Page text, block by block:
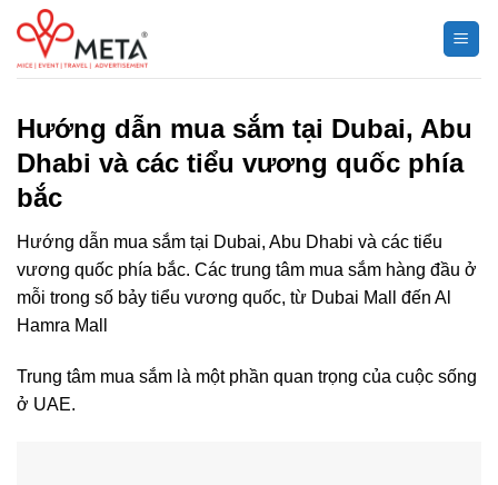
Chuyển
đến
nội
Hướng dẫn mua sắm tại Dubai, Abu
Dhabi và các tiểu vương quốc phía
bắc
Hướng dẫn mua sắm tại Dubai, Abu Dhabi và các tiểu
vương quốc phía bắc. Các trung tâm mua sắm hàng đầu ở
mỗi trong số bảy tiểu vương quốc, từ Dubai Mall đến Al
Hamra Mall
Trung tâm mua sắm là một phần quan trọng của cuộc sống
ở UAE.